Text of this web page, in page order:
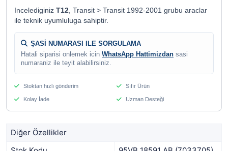
Incelediginiz T12, Transit > Transit 1992-2001 grubu araclar
ile teknik uyumluluga sahiptir.
ŞASİ NUMARASI ILE SORGULAMA
Hatali siparisi onlemek icin WhatsApp Hattimizdan sasi
numaraniz ile teyit alabilirsiniz.
Stoktan hızlı gönderim Sıfır Ürün
Kolay İade Uzman Desteği
Diğer Özellikler